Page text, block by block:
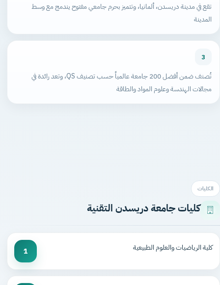
تقع في مدينة دريسدن، ألمانيا، وتتميز بحرم جامعي مفتوح يندمج مع وسط
المدينة
3
تُصنف ضمن أفضل 200 جامعة عالمياً حسب تصنيف QS، وتعد رائدة في
مجالات الهندسة وعلوم المواد والطاقة
الكليات
كليات جامعة دريسدن التقنية
كلية الرياضيات والعلوم الطبيعية 1